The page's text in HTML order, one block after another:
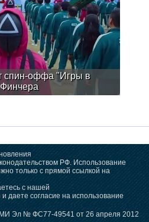
спин-оффа "Игры в
РФ. Использование
только с прямой ссылкой на
с нашей
и даете согласие на использование
Эл № ФС77-49541 от 26 апреля 2012